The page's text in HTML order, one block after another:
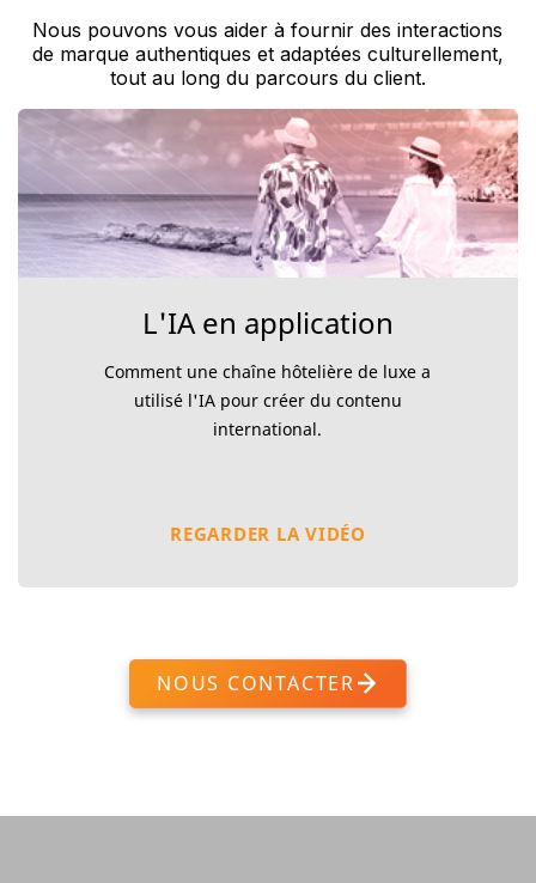
Nous pouvons vous aider à fournir des interactions
de marque authentiques et adaptées culturellement,
tout au long du parcours du client.
L'IA en application
Comment une chaîne hôtelière de luxe a
utilisé l'IA pour créer du contenu
international.
REGARDER LA VIDÉO
NOUS CONTACTER